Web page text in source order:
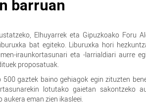
barruan
Elhuyarrek eta Gipuzkoako Foru
bat egiteko. Liburuxka hori
iraunkortasunari eta -larrialdiari aurre
proposatuak.
gaztek baino gehiagok egin zituzten
lotutako gaietan sakontzeko
eman zien ikasleei.